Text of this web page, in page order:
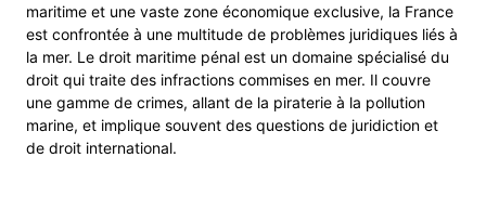
maritime et une vaste zone économique exclusive, la France
est confrontée à une multitude de problèmes juridiques liés à
la mer. Le droit maritime pénal est un domaine spécialisé du
droit qui traite des infractions commises en mer. Il couvre
une gamme de crimes, allant de la piraterie à la pollution
marine, et implique souvent des questions de juridiction et
de droit international.